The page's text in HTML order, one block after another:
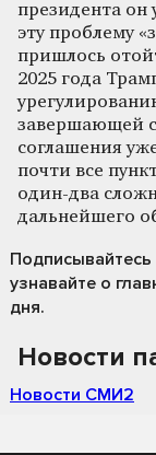
президента он
эту проблему
пришлось
2025 года
завершающей
соглашения
почти все
один-два
дальнейшего
Подписывайтесь
узнавайте о
дня.
Новости
Новости СМИ2